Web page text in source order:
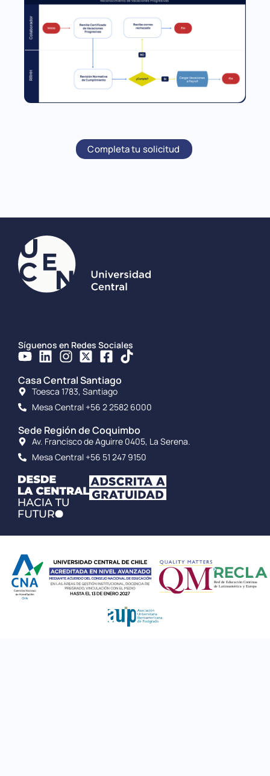
Completa tu solicitud
Síguenos en Redes Sociales
Casa Central Santiago
Toesca 1783, Santiago
Mesa Central +56 2 2582 6000
Sede Región de Coquimbo
Av. Francisco de Aguirre 0405, La Serena.
Mesa Central +56 51 247 9150